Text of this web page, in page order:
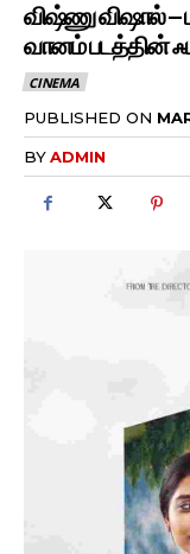
விஷ்ணு விஷால் –
வானம் படத்தின்
CINEMA
PUBLISHED ON
BYADMIN